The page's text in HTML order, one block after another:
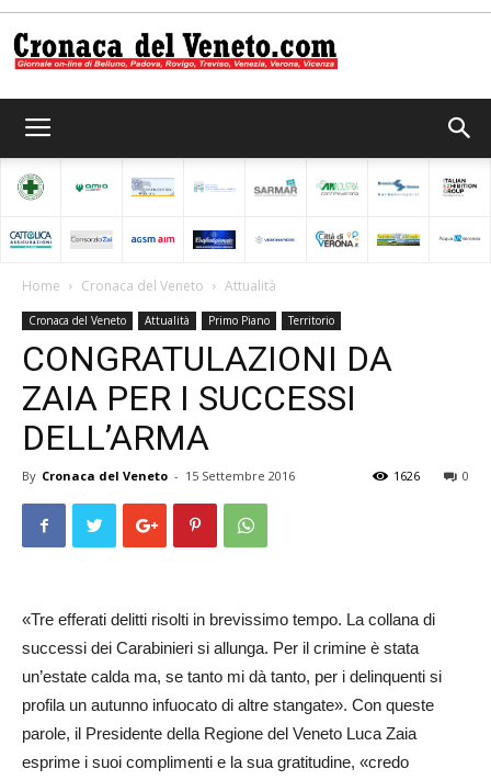
del
Veneto
Home Cronaca del Veneto Attualità
Cronaca del Veneto Attualità Primo Piano Territorio
CONGRATULAZIONI DA
ZAIA PER I SUCCESSI
DELL’ARMA
By Cronaca del Veneto - 15 Settembre 2016 0
1626
«Tre efferati delitti risolti in brevissimo tempo. La collana di
successi dei Carabinieri si allunga. Per il crimine è stata
un’estate calda ma, se tanto mi dà tanto, per i delinquenti si
profila un autunno infuocato di altre stangate». Con queste
parole, il Presidente della Regione del Veneto Luca Zaia
esprime i suoi complimenti e la sua gratitudine, «credo